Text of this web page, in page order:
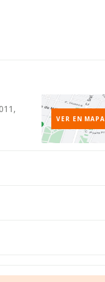
VER EN MAPA